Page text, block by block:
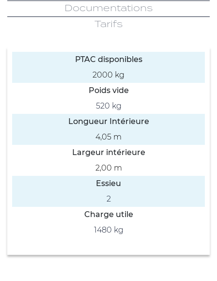
Documentations
Tarifs
PTAC disponibles
2000 kg
Poids vide
520 kg
Longueur Intérieure
4,05 m
Largeur intérieure
2,00 m
Essieu
2
Charge utile
1480 kg